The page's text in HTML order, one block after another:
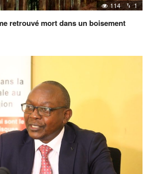
114 1
retrouvé mort dans un boisement